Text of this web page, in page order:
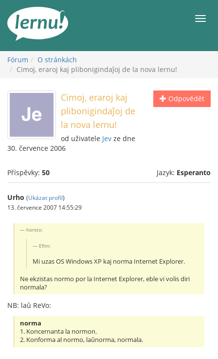
obsahu
Fórum
O stránkách
Cimoj, eraroj kaj plibonigindaĵoj de la nova lernu!
Odpovědět
Cimoj, eraroj kaj
plibonigindaĵoj de
la nova lernu!
od uživatele Jev ze dne
30. července 2006
Příspěvky: 50 Jazyk: Esperanto
Urho (Ukázat profil)
13. července 2007 14:55:29
horsto:
Efim:
Mi uzas OS Windows XP kaj norma Internet Explorer.
Ne ekzistas normo por la Internet Explorer, eble vi volis diri
normala?
NB: laŭ ReVo:
norma
1. Koncernanta la normon.
2. Konforma al normo, laŭnorma, normala.